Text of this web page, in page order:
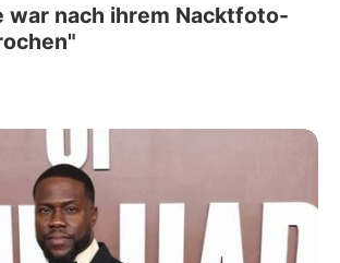
war nach ihrem Nacktfoto-